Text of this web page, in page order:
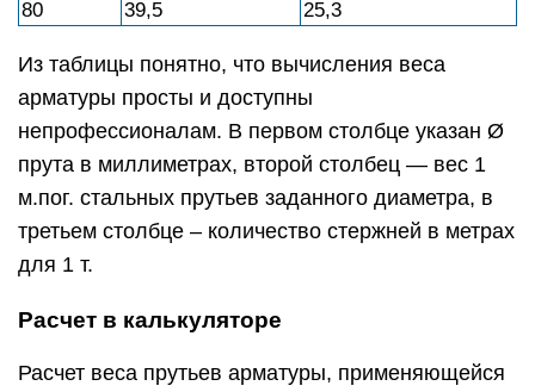
80 39,5 25,3
Из таблицы понятно, что вычисления веса
арматуры просты и доступны
непрофессионалам. В первом столбце указан Ø
прута в миллиметрах, второй столбец — вес 1
м.пог. стальных прутьев заданного диаметра, в
третьем столбце – количество стержней в метрах
для 1 т.
Расчет в калькуляторе
Расчет веса прутьев арматуры, применяющейся